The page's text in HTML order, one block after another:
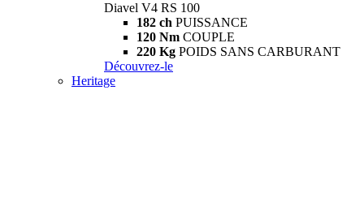
Diavel V4 RS 100
182 ch PUISSANCE
120 Nm COUPLE
220 Kg POIDS SANS CARBURANT
Découvrez-le
Heritage